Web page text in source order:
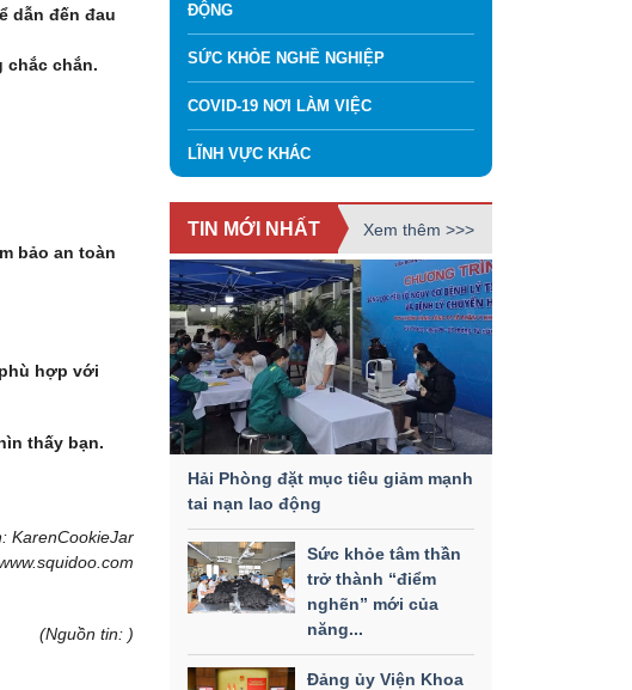
dẫn đến đau
chắc chắn.
bảo an toàn
hợp với
thấy bạn.
KarenCookieJar
(Nguồn tin: )
ĐỘNG
SỨC KHỎE NGHỀ NGHIỆP
COVID-19 NƠI LÀM VIỆC
LĨNH VỰC KHÁC
TIN MỚI NHẤT Xem thêm >>>
Hải Phòng đặt mục tiêu giảm mạnh
tai nạn lao động
Sức khỏe tâm thần
trở thành “điểm
nghẽn” mới của
năng...
Đảng ủy Viện Khoa